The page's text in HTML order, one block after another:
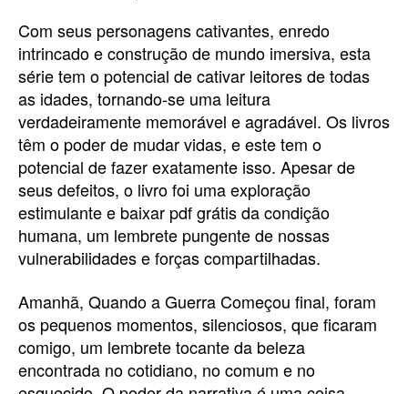
Com seus personagens cativantes, enredo
intrincado e construção de mundo imersiva, esta
série tem o potencial de cativar leitores de todas
as idades, tornando-se uma leitura
verdadeiramente memorável e agradável. Os livros
têm o poder de mudar vidas, e este tem o
potencial de fazer exatamente isso. Apesar de
seus defeitos, o livro foi uma exploração
estimulante e baixar pdf grátis da condição
humana, um lembrete pungente de nossas
vulnerabilidades e forças compartilhadas.
Amanhã, Quando a Guerra Começou final, foram
os pequenos momentos, silenciosos, que ficaram
comigo, um lembrete tocante da beleza
encontrada no cotidiano, no comum e no